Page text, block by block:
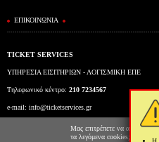
ΕΠΙΚΟΙΝΩΝΙΑ
TICKET SERVICES
ΥΠΗΡΕΣΙΑ ΕΙΣΙΤΗΡΙΩΝ - ΛΟΓΙΣΜΙΚΗ ΕΠΕ
Τηλεφωνικό κέντρο: 210 7234567
e-mail: info@ticketservices.gr
Εκδοτήριο: Πανεπιστημίου 39 (Στοά
Μας επιτρέπετε να
τα λεγόμενα cookies; Με